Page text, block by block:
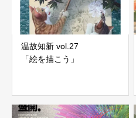
温故知新 vol.27
「絵を描こう」